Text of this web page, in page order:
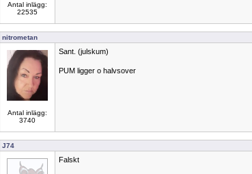
Antal inlägg:
22535
nitrometan
Antal inlägg:
3740
Sant. (julskum)
PUM ligger o halvsover
J74
Falskt